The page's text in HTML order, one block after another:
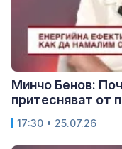
Минчо Бенов:
притесняват от
17:30 • 25.07.26